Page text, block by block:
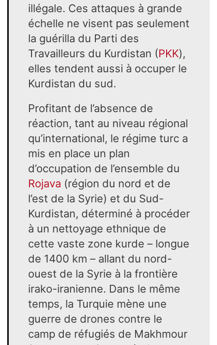
illégale. Ces attaques à grande
échelle ne visent pas seulement
la guérilla du Parti des
Travailleurs du Kurdistan (PKK),
elles tendent aussi à occuper le
Kurdistan du sud.
Profitant de l’absence de
réaction, tant au niveau régional
qu’international, le régime turc a
mis en place un plan
d’occupation de l’ensemble du
Rojava (région du nord et de
l’est de la Syrie) et du Sud-
Kurdistan, déterminé à procéder
à un nettoyage ethnique de
cette vaste zone kurde – longue
de 1400 km – allant du nord-
ouest de la Syrie à la frontière
irako-iranienne. Dans le même
temps, la Turquie mène une
guerre de drones contre le
camp de réfugiés de Makhmour